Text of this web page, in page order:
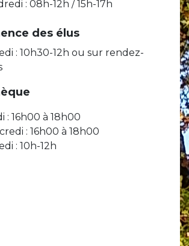
: 08h-12h / 15h-17h
des élus
: 10h30-12h ou sur rendez-
: 16h00 à 18h00
: 16h00 à 18h00
: 10h-12h